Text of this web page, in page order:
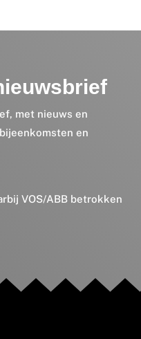
met nieuws en
en
VOS/ABB betrokken